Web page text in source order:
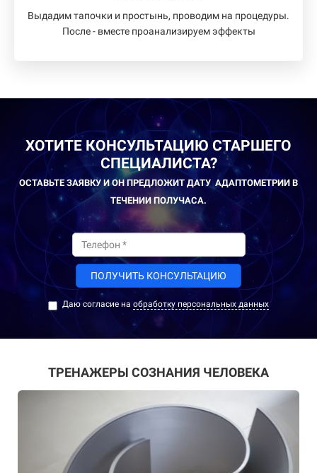
Выдадим тапочки и простынь, проводим на процедуры.
После - вместе проанализируем эффекты
ХОТИТЕ КОНСУЛЬТАЦИЮ СТАРШЕГО
СПЕЦИАЛИСТА?
ОСТАВЬТЕ ЗАЯВКУ И ОН ПРЕДЛОЖИТ ДАТУ АДАПТОМЕТРИИ В
ТЕЧЕНИИ ПОЛУЧАСА.
ПОЛУЧИТЬ КОНСУЛЬТАЦИЮ
Даю согласие на обработку персональных данных
ТРЕНАЖЕРЫ СОЗНАНИЯ ЧЕЛОВЕКА